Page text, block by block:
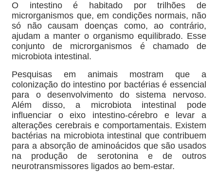
O intestino é habitado por trilhões de
microrganismos que, em condições normais, não
só não causam doenças como, ao contrário,
ajudam a manter o organismo equilibrado. Esse
conjunto de microrganismos é chamado de
microbiota intestinal.
Pesquisas em animais mostram que a
colonização do intestino por bactérias é essencial
para o desenvolvimento do sistema nervoso.
Além disso, a microbiota intestinal pode
influenciar o eixo intestino-cérebro e levar a
alterações cerebrais e comportamentais. Existem
bactérias na microbiota intestinal que contribuem
para a absorção de aminoácidos que são usados
na produção de serotonina e de outros
neurotransmissores ligados ao bem-estar.